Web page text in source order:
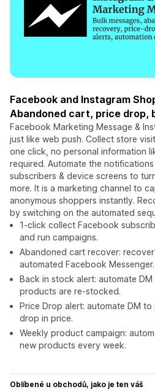
Facebook and Instagram
Abandoned cart, price drop,
Facebook Marketing Message &
just like web push. Collect store
one click, no personal information
required. Automate the
subscribers & device screens to
more. It is a marketing channel to
anonymous shoppers instantly.
by switching on the automated
1-click collect Facebook
and run campaigns.
Abandoned cart recover:
automated Facebook Messenger.
Back in stock alert: automate
products are re-stocked.
Price Drop alert: automate DM
drop in price.
Weekly product campaign:
new products every week.
Oblíbené u obchodů, jako je ten váš